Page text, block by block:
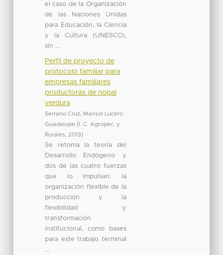
el caso de la Organización
de las Naciones Unidas
para Educación, la Ciencia
y la Cultura (UNESCO),
sin ...
Perfil de proyecto de
protocolo familiar para
empresas familiares
productoras de nopal
verdura
Serrano Cruz, Marisol Lucero
Guadalupe (I. C. Agropec. y
Rurales
2013)
Se retoma la teoría del
Desarrollo Endógeno y
dos de las cuatro fuerzas
que lo impulsan: la
organización flexible de la
producción y la
flexibilidad y
transformación
institucional, como bases
para este trabajo terminal
...